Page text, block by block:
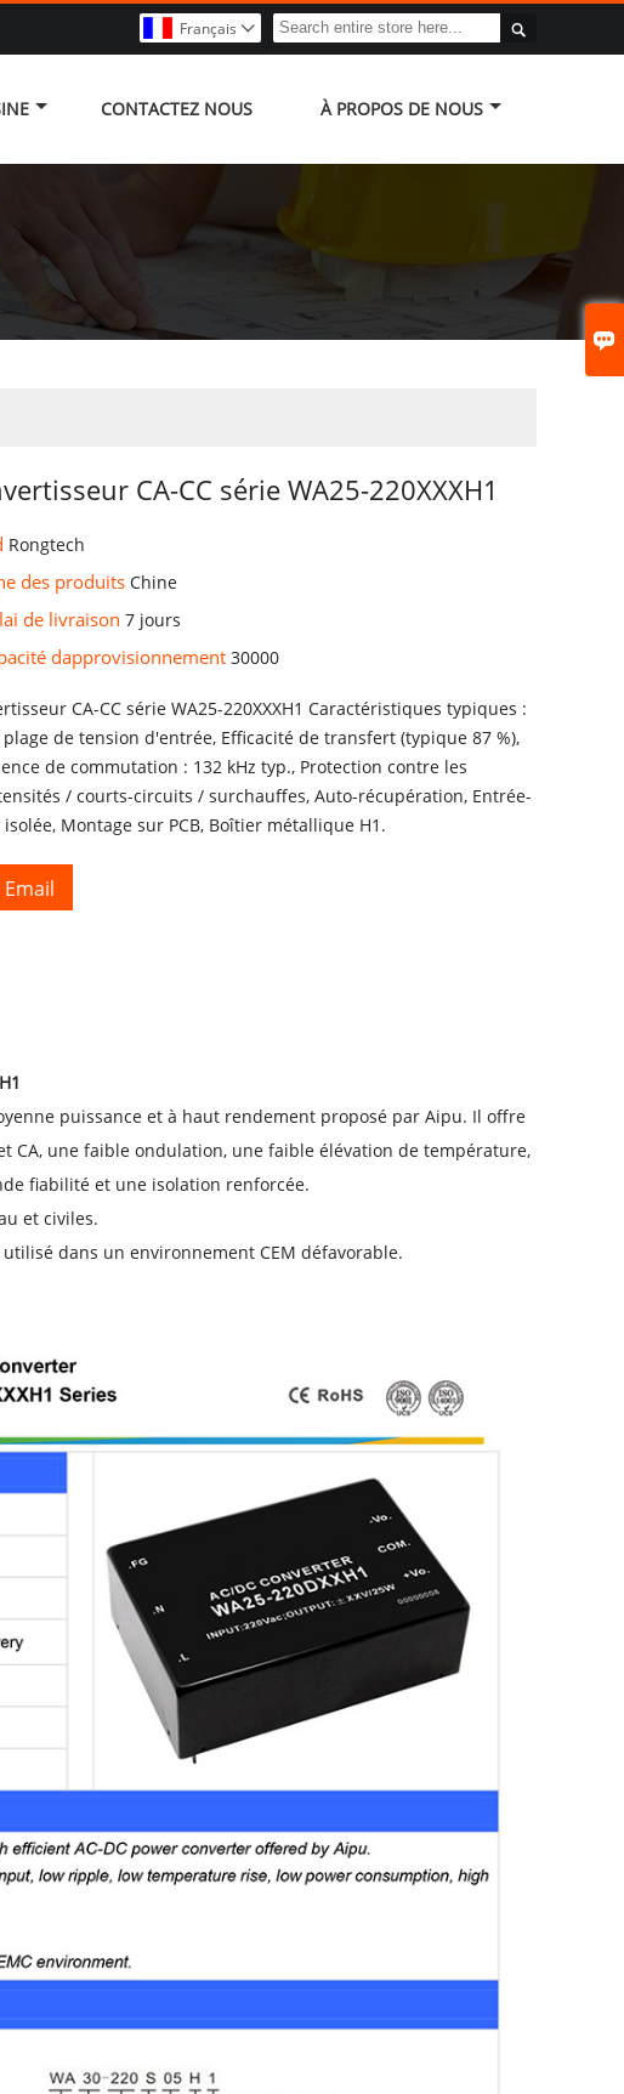


Français 
CONTACTEZ NOUS À PROPOS DE NOUS
CA-CC série WA25-220XXXH1
Rongtech
des produitsChine
de livraison7 jours
dapprovisionnement30000
CA-CC série WA25-220XXXH1 Caractéristiques typiques :
plage de tension d'entrée, Efficacité de transfert (typique 87 %),
de commutation : 132 kHz typ., Protection contre les
/ courts-circuits / surchauffes, Auto-récupération, Entrée-
Montage sur PCB, Boîtier métallique H1.
Email
puissance et à haut rendement proposé par Aipu. Il offre
CA, une faible ondulation, une faible élévation de température,
fiabilité et une isolation renforcée.
et civiles.
dans un environnement CEM défavorable.